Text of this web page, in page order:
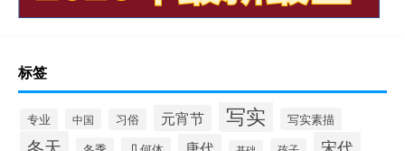
标签
专业 中国 习俗 元宵节 写实 写实素描
宋代